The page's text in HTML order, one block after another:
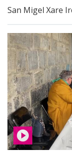
San Migel Xare